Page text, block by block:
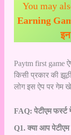
You may
Earning
Paytm first game
किसी प्रकार की
लोग इस ऐप पर गेम
FAQ: पेटीएम
Q1. क्या आप